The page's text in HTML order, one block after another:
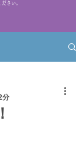
ださい。
分